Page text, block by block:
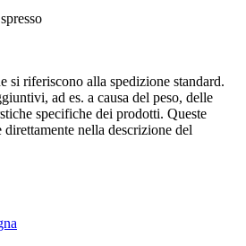
si riferiscono alla spedizione standard.
ad es. a causa del peso, delle
specifiche dei prodotti. Queste
nella descrizione del